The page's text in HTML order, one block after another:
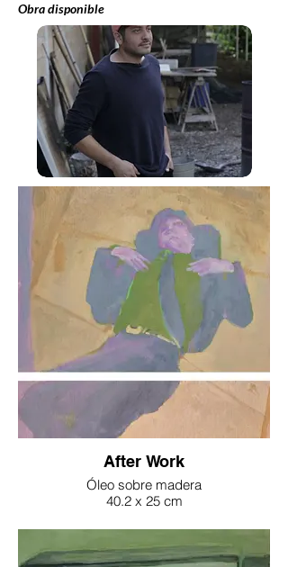
Obra disponible
After Work
Óleo sobre madera
40.2 x 25 cm